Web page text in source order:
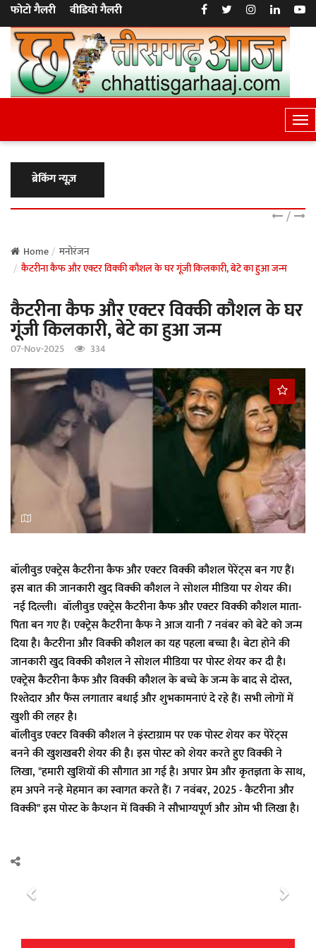
फोटो गैलरी वीडियो गैलरी
T
o
e
g
n
ब्रेकिंग न्यूज़
/
Home
मनोरंजन
कैटरीना कैफ और एक्टर विक्की कौशल के घर गूंजी किलकारी, बेटे का हुआ जन्म
कैटरीना कैफ और एक्टर विक्की कौशल के घर
गूंजी किलकारी, बेटे का हुआ जन्म
07-Nov-2025 334
बॉलीवुड एक्ट्रेस कैटरीना कैफ और एक्टर विक्की कौशल पेरेंट्स बन गए हैं।
इस बात की जानकारी खुद विक्की कौशल ने सोशल मीडिया पर शेयर की।
नई दिल्ली। बॉलीवुड एक्ट्रेस कैटरीना कैफ और एक्टर विक्की कौशल माता-
पिता बन गए हैं। एक्ट्रेस कैटरीना कैफ ने आज यानी 7 नवंबर को बेटे को जन्म
दिया है। कैटरीना और विक्की कौशल का यह पहला बच्चा है। बेटा होने की
जानकारी खुद विक्की कौशल ने सोशल मीडिया पर पोस्ट शेयर कर दी है।
एक्ट्रेस कैटरीना कैफ और विक्की कौशल के बच्चे के जन्म के बाद से दोस्त,
रिश्तेदार और फैंस लगातार बधाई और शुभकामनाएं दे रहे हैं। सभी लोगों में
खुशी की लहर है।
बॉलीवुड एक्टर विक्की कौशल ने इंस्टाग्राम पर एक पोस्ट शेयर कर पेरेंट्स
बनने की खुशखबरी शेयर की है। इस पोस्ट को शेयर करते हुए विक्की ने
लिखा, "हमारी खुशियों की सौगात आ गई है। अपार प्रेम और कृतज्ञता के साथ,
हम अपने नन्हे मेहमान का स्वागत करते हैं। 7 नवंबर, 2025 - कैटरीना और
विक्की" इस पोस्ट के कैप्शन में विक्की ने सौभाग्यपूर्ण और ओम भी लिखा है।
P
e
N
x